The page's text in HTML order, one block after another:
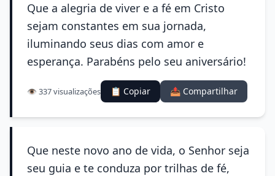
Que a alegria de viver e a fé em Cristo
sejam constantes em sua jornada,
iluminando seus dias com amor e
esperança. Parabéns pelo seu aniversário!
👁️ 337 visualizações 📋 Copiar 📤 Compartilhar
Que neste novo ano de vida, o Senhor seja
seu guia e te conduza por trilhas de fé,